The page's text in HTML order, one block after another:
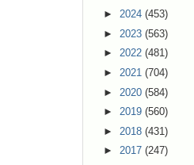
► 2024 (453)
► 2023 (563)
► 2022 (481)
► 2021 (704)
► 2020 (584)
► 2019 (560)
► 2018 (431)
► 2017 (247)